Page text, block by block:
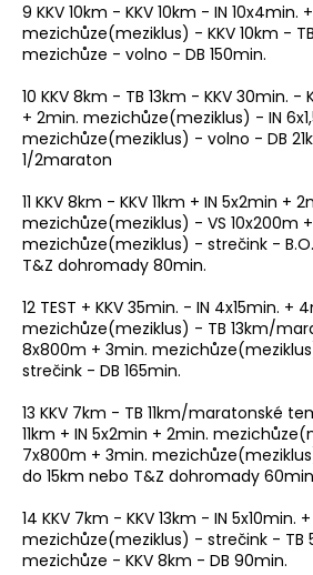
9 KKV 10km - KKV 10km - IN 10x4min.
mezichůze(meziklus) - KKV 10km -
mezichůze - volno - DB 150min.
10 KKV 8km - TB 13km - KKV 30min. -
+ 2min. mezichůze(meziklus) - IN
mezichůze(meziklus) - volno - DB
1/2maraton
11 KKV 8km - KKV 11km + IN 5x2min +
mezichůze(meziklus) - VS 10x200m +
mezichůze(meziklus) - strečink -
T&Z dohromady 80min.
12 TEST + KKV 35min. - IN 4x15min. +
mezichůze(meziklus) - TB 13km/
8x800m + 3min.
strečink - DB 165min.
13 KKV 7km - TB 11km/maratonské
11km + IN 5x2min + 2min.
7x800m + 3min.
do 15km nebo T&Z dohromady
14 KKV 7km - KKV 13km - IN 5x10min.
mezichůze(meziklus) - strečink - TB
mezichůze - KKV 8km - DB 90min.